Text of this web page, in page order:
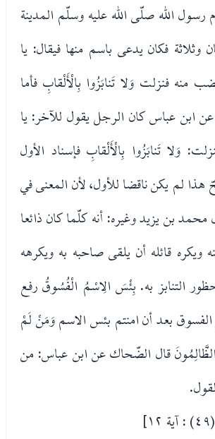
الله صلّى الله عليه وسلّم المدينة
وثلاثة فكان يدعى باسم منها فيقال: يا
منه فنزلت وَلا تَنابَزُوا بِالْأَلْقابِ فأما
عباس كان الرجل يقول للآخر: يا
وَلا تَنابَزُوا بِالْأَلْقابِ فإسناد الأول
لم يكن ناقضا للأول، لأن المعنى في
بن يزيد وغيره: أنه كلّما كان ذائعا
ويكره قائله أن يلقى صاحبه به ويكرهه
التنابز به. بِئْسَ الِاسْمُ الْفُسُوقُ رفع
الفسوق بعد أن امنتم بئس الاسم وَمَنْ لَمْ
قال الضّحاك عن ابن عباس: من